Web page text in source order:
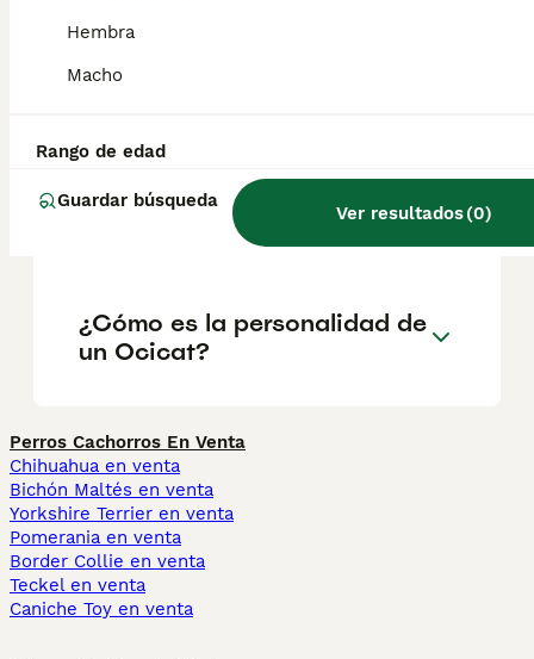
Hembra
Macho
Rango de edad
Guardar búsqueda
Ver resultados(0)
debido a su carácter amigable.
Ocicat?
¿Qué es un Ocicat?
¿Cómo es la personalidad de
un Ocicat?
Perros Cachorros En Venta
Chihuahua en venta
Bichón Maltés en venta
Yorkshire Terrier en venta
Pomerania en venta
Border Collie en venta
Teckel en venta
Caniche Toy en venta